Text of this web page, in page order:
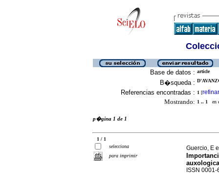
Base de datos : article
B�squeda :
Referencias encontradas : 1 [refinar
Mostrando: 1 .. 1 en
p�gina 1 de 1
1 / 1
selecciona
para imprimir
Guercio, E
ISSN 0001-